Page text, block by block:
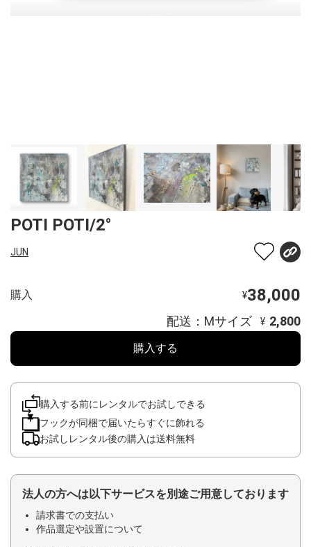
POTI POTI/2°
JUN
購入 ¥38,000
配送：Mサイズ ¥ 2,800
購入する
購入する前にレンタルでお試しできる
フックが同梱で届いたらすぐに飾れる
お試しレンタル後の購入は送料無料
法人の方へは以下サービスを別途ご用意しております
請求書での支払い
作品選定や設置について